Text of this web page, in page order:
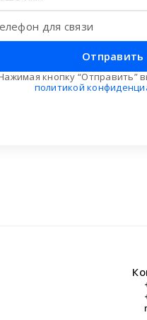
Отправить
кнопку “Отправить”
политикой